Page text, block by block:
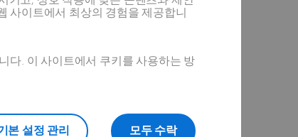
사이트에서 최상의 경험을 제공합니
다. 이 사이트에서 쿠키를 사용하는 방
모두 수락
본 설정 관리